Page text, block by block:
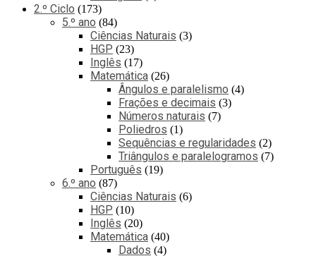
2.º Ciclo 173
5.º ano 84
Ciências Naturais 3
HGP 23
Inglês 17
Matemática 26
Ângulos e paralelismo 4
Frações e decimais 3
Números naturais 7
Poliedros 1
Sequências e regularidades 2
Triângulos e paralelogramos 7
Português 19
6.º ano 87
Ciências Naturais 6
HGP 10
Inglês 20
Matemática 40
Dados 4